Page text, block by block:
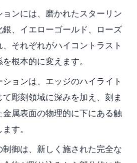
ンには、磨かれたスターリン
銀、イエローゴールド、ローズ
それぞれがハイコントラスト
根本的に変えます。
ョンは、エッジのハイライト
彫刻領域に深みを加え、刻ま
属表面の物理的に下にある触
す。
御は、新しく施された完全な